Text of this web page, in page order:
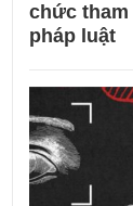
chức
pháp luật